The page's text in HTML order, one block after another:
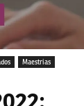
Maestrias